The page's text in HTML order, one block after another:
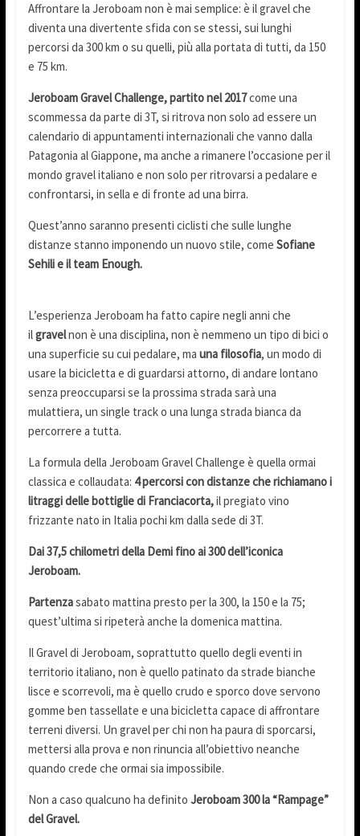
Affrontare la Jeroboam non è mai semplice: è il gravel che
diventa una divertente sfida con se stessi, sui lunghi
percorsi da 300 km o su quelli, più alla portata di tutti, da 150
e 75 km.
Jeroboam Gravel Challenge, partito nel 2017come una
scommessa da parte di 3T, si ritrova non solo ad essere un
calendario di appuntamenti internazionali che vanno dalla
Patagonia al Giappone, ma anche a rimanere l’occasione per il
mondo gravel italiano e non solo per ritrovarsi a pedalare e
confrontarsi, in sella e di fronte ad una birra.
Quest’anno saranno presenti ciclisti che sulle lunghe
distanze stanno imponendo un nuovo stile, come Sofiane
Sehili e il team Enough.
L’esperienza Jeroboam ha fatto capire negli anni che
ilgravelnon è una disciplina, non è nemmeno un tipo di bici o
una superficie su cui pedalare, ma una filosofia, un modo di
usare la bicicletta e di guardarsi attorno, di andare lontano
senza preoccuparsi se la prossima strada sarà una
mulattiera, un single track o una lunga strada bianca da
percorrere a tutta.
La formula della Jeroboam Gravel Challenge è quella ormai
classica e collaudata: 4 percorsi con distanze che richiamano i
litraggi delle bottiglie di Franciacorta,il pregiato vino
frizzante nato in Italia pochi km dalla sede di 3T.
Dai 37,5 chilometri della Demi fino ai 300 dell’iconica
Jeroboam.
Partenzasabato mattina presto per la 300, la 150 e la 75;
quest’ultima si ripeterà anche la domenica mattina.
Il Gravel di Jeroboam, soprattutto quello degli eventi in
territorio italiano, non è quello patinato da strade bianche
lisce e scorrevoli, ma è quello crudo e sporco dove servono
gomme ben tassellate e una bicicletta capace di affrontare
terreni diversi. Un gravel per chi non ha paura di sporcarsi,
mettersi alla prova e non rinuncia all’obiettivo neanche
quando crede che ormai sia impossibile.
Non a caso qualcuno ha definito Jeroboam 300 la “Rampage”
del Gravel.